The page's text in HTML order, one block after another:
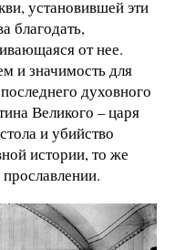
установившей эти
благодать,
от нее.
и значимость для
духовного
Великого – царя
и убийство
истории, то же